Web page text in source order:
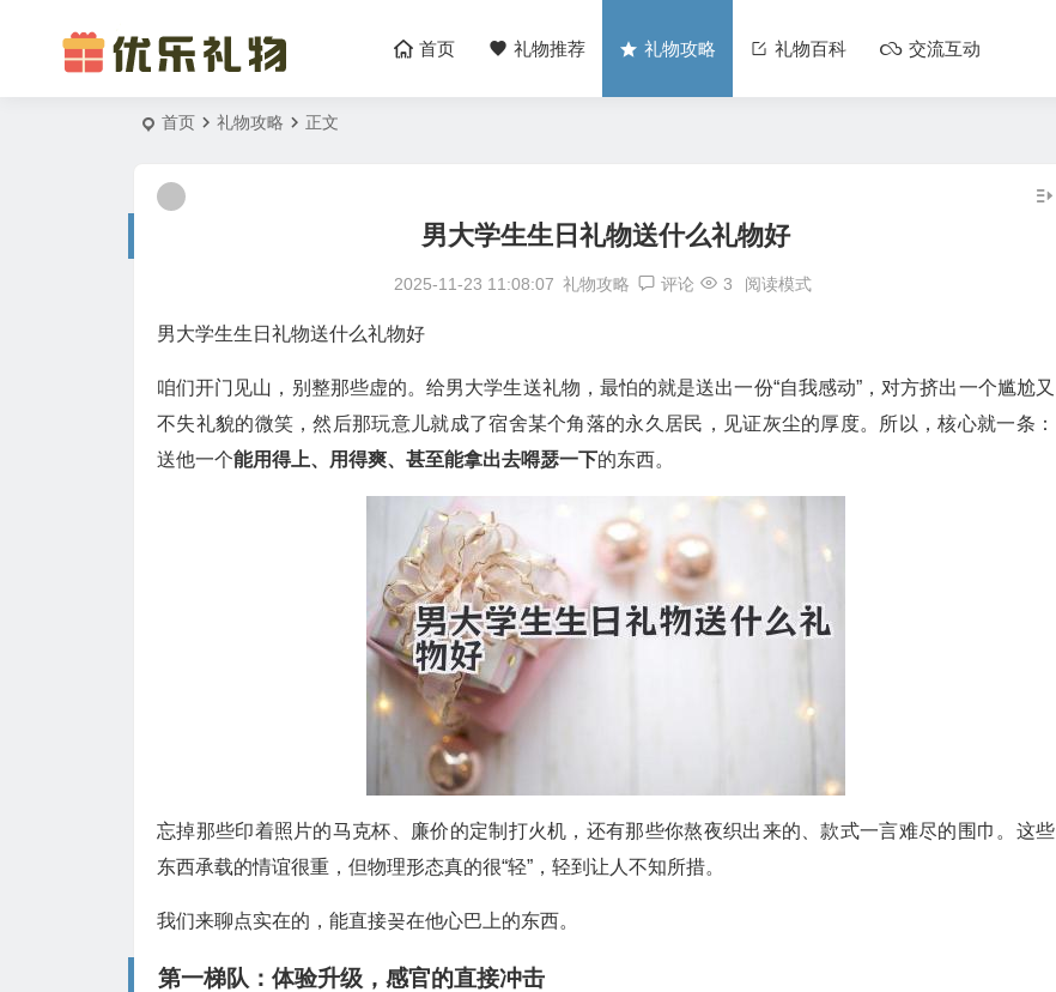
首页 礼物推荐 礼物攻略 礼物百科 交流互动
首页 礼物攻略 正文
男大学生生日礼物送什么礼物好
2025-11-23 11:08:07 礼物攻略 评论 3 阅读模式
男大学生生日礼物送什么礼物好
咱们开门见山，别整那些虚的。给男大学生送礼物，最怕的就是送出一份“自我感动”，对方挤出一个尴尬又
不失礼貌的微笑，然后那玩意儿就成了宿舍某个角落的永久居民，见证灰尘的厚度。所以，核心就一条：
送他一个能用得上、用得爽、甚至能拿出去嘚瑟一下的东西。
忘掉那些印着照片的马克杯、廉价的定制打火机，还有那些你熬夜织出来的、款式一言难尽的围巾。这些
东西承载的情谊很重，但物理形态真的很“轻”，轻到让人不知所措。
我们来聊点实在的，能直接꽂在他心巴上的东西。
第一梯队：体验升级，感官的直接冲击